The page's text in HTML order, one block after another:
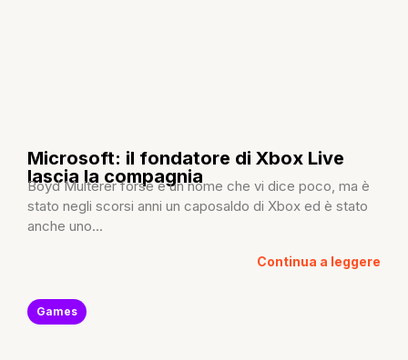
Microsoft: il fondatore di Xbox Live
lascia la compagnia
Boyd Multerer forse è un nome che vi dice poco, ma è
stato negli scorsi anni un caposaldo di Xbox ed è stato
anche uno...
Continua a leggere
Games